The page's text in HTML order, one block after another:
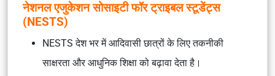
नेशनल एजुकेशन सोसाइटी फॉर ट्राइबल स्टूडेंट्स
(NESTS)
NESTS देश भर में आदिवासी छात्रों के लिए तकनीकी
साक्षरता और आधुनिक शिक्षा को बढ़ावा देता है।